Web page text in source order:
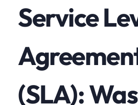
Service
(SLA):